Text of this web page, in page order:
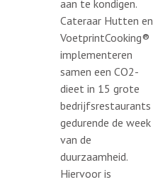
aan te kondigen.
Cateraar Hutten en
VoetprintCooking®
implementeren
samen een CO2-
dieet in 15 grote
bedrijfsrestaurants
gedurende de week
van de
duurzaamheid.
Hiervoor is